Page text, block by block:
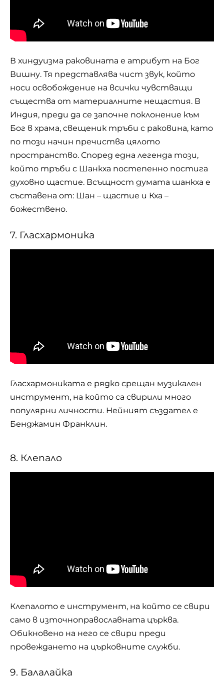
В хиндуизма раковината е атрибут на Бог
Вишну. Тя представлява чист звук, който
носи освобождение на всички чувстващи
същества от материалните нещастия. В
Индия, преди да се започне поклонение към
Бог в храма, свещеник тръби с раковина, като
по този начин пречиства цялото
пространство. Според една легенда този,
който тръби с Шанкха постепенно постига
духовно щастие. Всъщност думата шанкха е
съставена от: Шан – щастие и Кха –
божествено.
7. Гласхармоника
Гласхармониката е рядко срещан музикален
инструмент, на който са свирили много
популярни личности. Нейният създател е
Бенджамин Франклин.
8. Клепало
Клепалото е инструмент, на който се свири
само в източноправославната църква.
Обикновено на него се свири преди
провеждането на църковните служби.
9. Балалайка